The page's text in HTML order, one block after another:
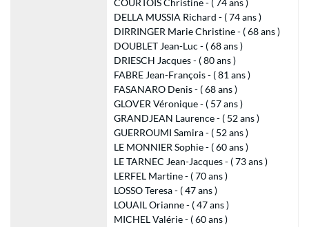
COURTOIS Christine - ( 74 ans )
DELLA MUSSIA Richard - ( 74 ans )
DIRRINGER Marie Christine - ( 68 ans )
DOUBLET Jean-Luc - ( 68 ans )
DRIESCH Jacques - ( 80 ans )
FABRE Jean-François - ( 81 ans )
FASANARO Denis - ( 68 ans )
GLOVER Véronique - ( 57 ans )
GRANDJEAN Laurence - ( 52 ans )
GUERROUMI Samira - ( 52 ans )
LE MONNIER Sophie - ( 60 ans )
LE TARNEC Jean-Jacques - ( 73 ans )
LERFEL Martine - ( 70 ans )
LOSSO Teresa - ( 47 ans )
LOUAIL Orianne - ( 47 ans )
MICHEL Valérie - ( 60 ans )